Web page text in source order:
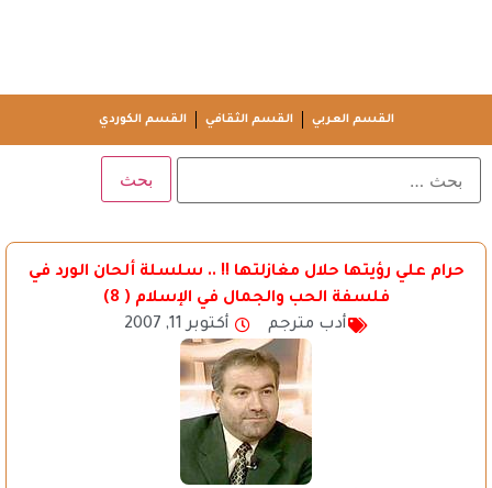
القسم العربي القسم الثقافي القسم الكوردي
حرام علي رؤيتها حلال مغازلتها !! .. سلسلة ألحان الورد في
فلسفة الحب والجمال في الإسلام ( 8)
أدب مترجم
أكتوبر 11, 2007